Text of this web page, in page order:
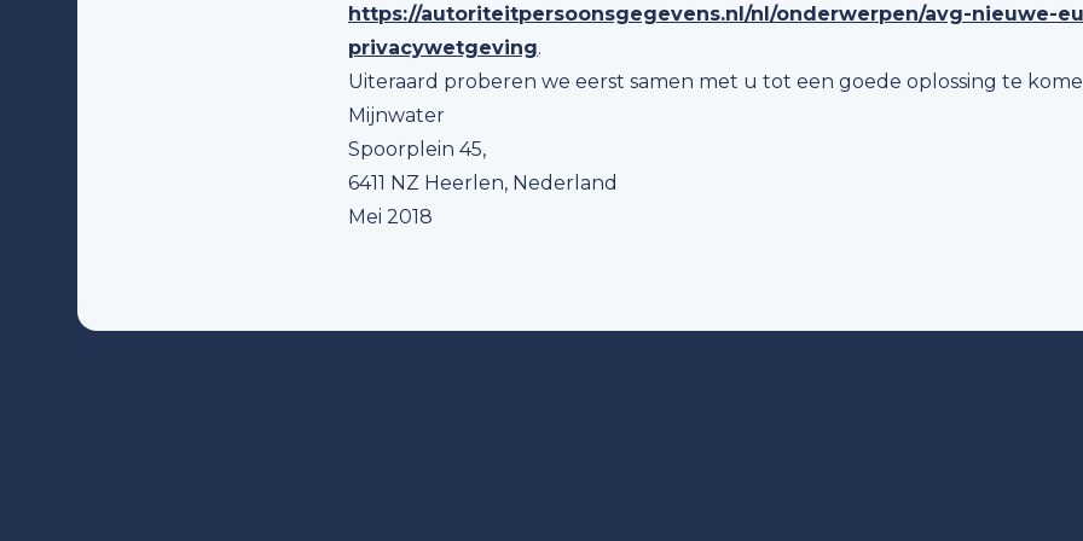
https://autoriteitpersoonsgegevens.nl/nl/onderwerpen/avg-nieuwe-
privacywetgeving.
Uiteraard proberen we eerst samen met u tot een goede oplossing te
Mijnwater
Spoorplein 45,
6411 NZ Heerlen, Nederland
Mei 2018